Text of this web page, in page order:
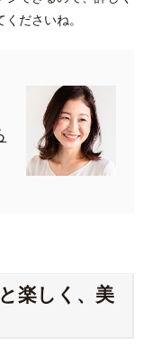
ださいね。
楽しく、美